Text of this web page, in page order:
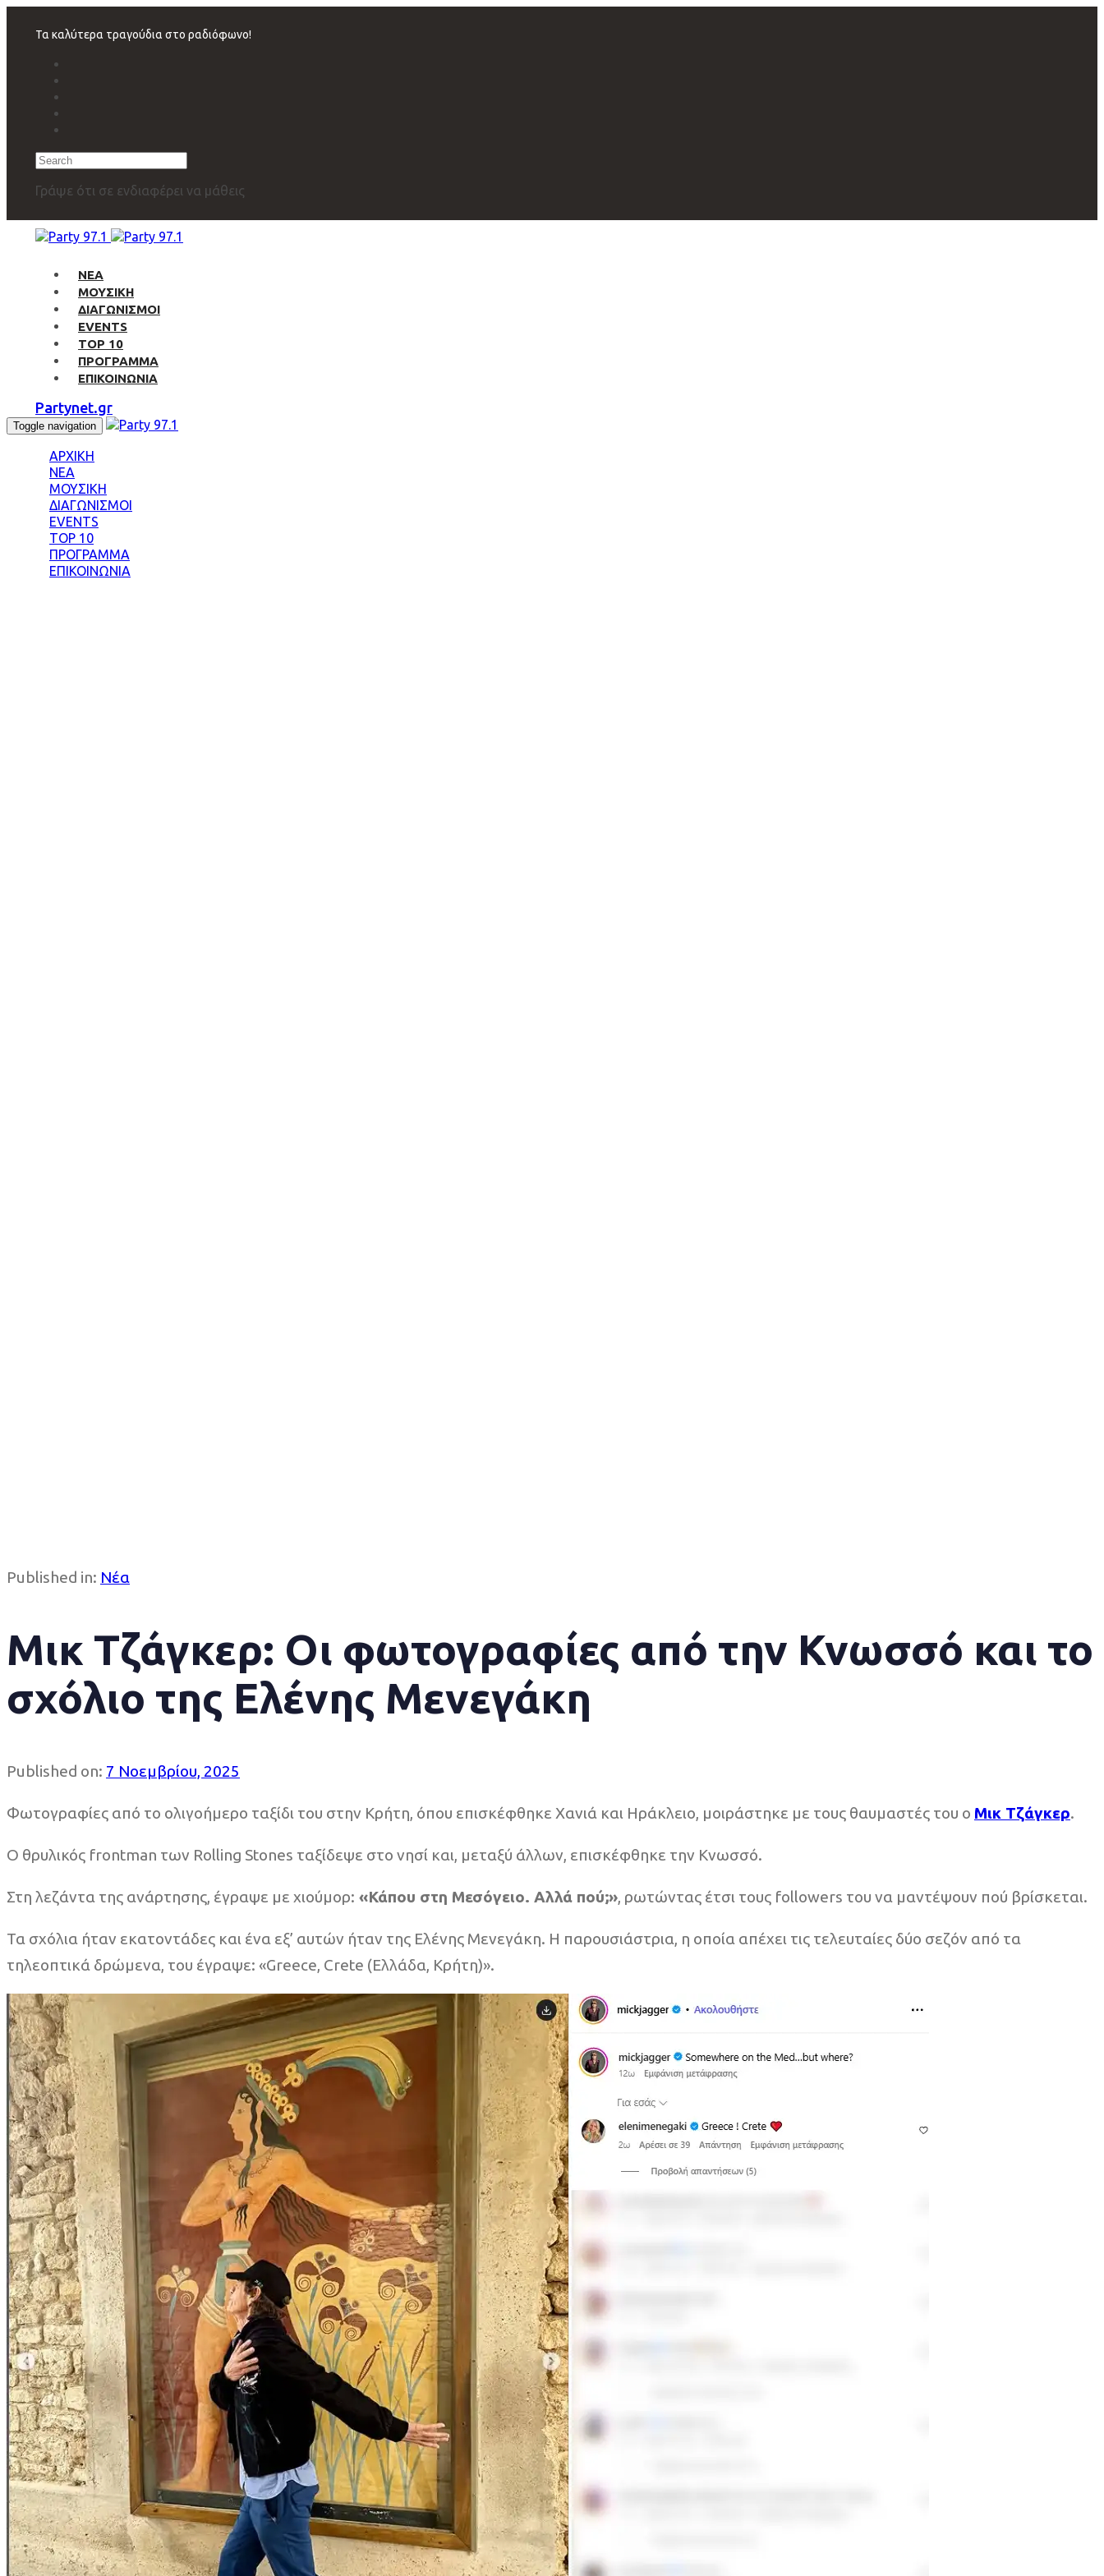
navigation
Τα καλύτερα τραγούδια στο ραδιόφωνο!
Search
Γράψε ότι σε ενδιαφέρει να μάθεις
ΝΕΑ
ΜΟΥΣΙΚΗ
ΔΙΑΓΩΝΙΣΜΟΙ
EVENTS
TOP 10
ΠΡΟΓΡΑΜΜΑ
ΕΠΙΚΟΙΝΩΝΙΑ
Partynet.gr
Toggle navigation
ΑΡΧΙΚΗ
ΝΕΑ
ΜΟΥΣΙΚΗ
ΔΙΑΓΩΝΙΣΜΟΙ
EVENTS
TOP 10
ΠΡΟΓΡΑΜΜΑ
ΕΠΙΚΟΙΝΩΝΙΑ
Published in: Νέα
Mικ Τζάγκερ: Οι φωτογραφίες από την Κνωσσό και το
σχόλιο της Ελένης Μενεγάκη
Published on: 7 Νοεμβρίου, 2025
Φωτογραφίες από το ολιγοήμερο ταξίδι του στην Κρήτη, όπου επισκέφθηκε Χανιά και Ηράκλειο, μοιράστηκε με τους θαυμαστές του ο Μικ Τζάγκερ.
Ο θρυλικός frontman των Rolling Stones ταξίδεψε στο νησί και, μεταξύ άλλων, επισκέφθηκε την Κνωσσό.
Στη λεζάντα της ανάρτησης, έγραψε με χιούμορ: «Κάπου στη Μεσόγειο. Αλλά πού;», ρωτώντας έτσι τους followers του να μαντέψουν πού βρίσκεται.
Τα σχόλια ήταν εκατοντάδες και ένα εξ’ αυτών ήταν της Ελένης Μενεγάκη. Η παρουσιάστρια, η οποία απέχει τις τελευταίες δύο σεζόν από τα
τηλεοπτικά δρώμενα, του έγραψε: «Greece, Crete (Ελλάδα, Κρήτη)».